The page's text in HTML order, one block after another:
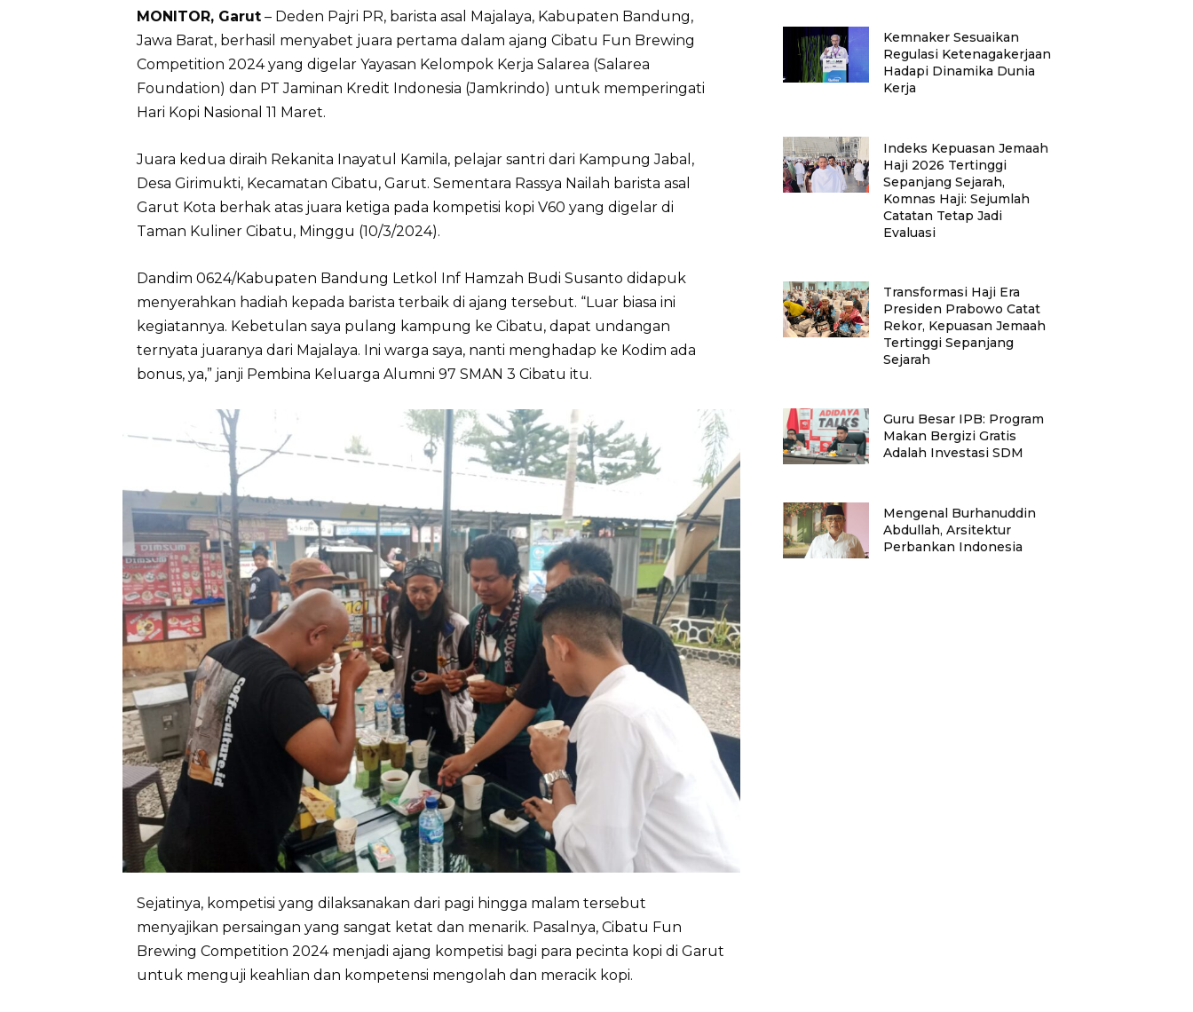
MONITOR, Garut – Deden Pajri PR, barista asal Majalaya, Kabupaten Bandung,
Jawa Barat, berhasil menyabet juara pertama dalam ajang Cibatu Fun Brewing
Competition 2024 yang digelar Yayasan Kelompok Kerja Salarea (Salarea
Foundation) dan PT Jaminan Kredit Indonesia (Jamkrindo) untuk memperingati
Hari Kopi Nasional 11 Maret.
Juara kedua diraih Rekanita Inayatul Kamila, pelajar santri dari Kampung Jabal,
Desa Girimukti, Kecamatan Cibatu, Garut. Sementara Rassya Nailah barista asal
Garut Kota berhak atas juara ketiga pada kompetisi kopi V60 yang digelar di
Taman Kuliner Cibatu, Minggu (10/3/2024).
Dandim 0624/Kabupaten Bandung Letkol Inf Hamzah Budi Susanto didapuk
menyerahkan hadiah kepada barista terbaik di ajang tersebut. “Luar biasa ini
kegiatannya. Kebetulan saya pulang kampung ke Cibatu, dapat undangan
ternyata juaranya dari Majalaya. Ini warga saya, nanti menghadap ke Kodim ada
bonus, ya,” janji Pembina Keluarga Alumni 97 SMAN 3 Cibatu itu.
Sejatinya, kompetisi yang dilaksanakan dari pagi hingga malam tersebut
menyajikan persaingan yang sangat ketat dan menarik. Pasalnya, Cibatu Fun
Brewing Competition 2024 menjadi ajang kompetisi bagi para pecinta kopi di Garut
untuk menguji keahlian dan kompetensi mengolah dan meracik kopi.
Kemnaker Sesuaikan
Regulasi Ketenagakerjaan
Hadapi Dinamika Dunia
Kerja
Indeks Kepuasan Jemaah
Haji 2026 Tertinggi
Sepanjang Sejarah,
Komnas Haji: Sejumlah
Catatan Tetap Jadi
Evaluasi
Transformasi Haji Era
Presiden Prabowo Catat
Rekor, Kepuasan Jemaah
Tertinggi Sepanjang
Sejarah
Guru Besar IPB: Program
Makan Bergizi Gratis
Adalah Investasi SDM
Mengenal Burhanuddin
Abdullah, Arsitektur
Perbankan Indonesia